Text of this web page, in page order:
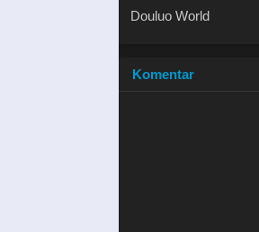
Douluo World
Komentar